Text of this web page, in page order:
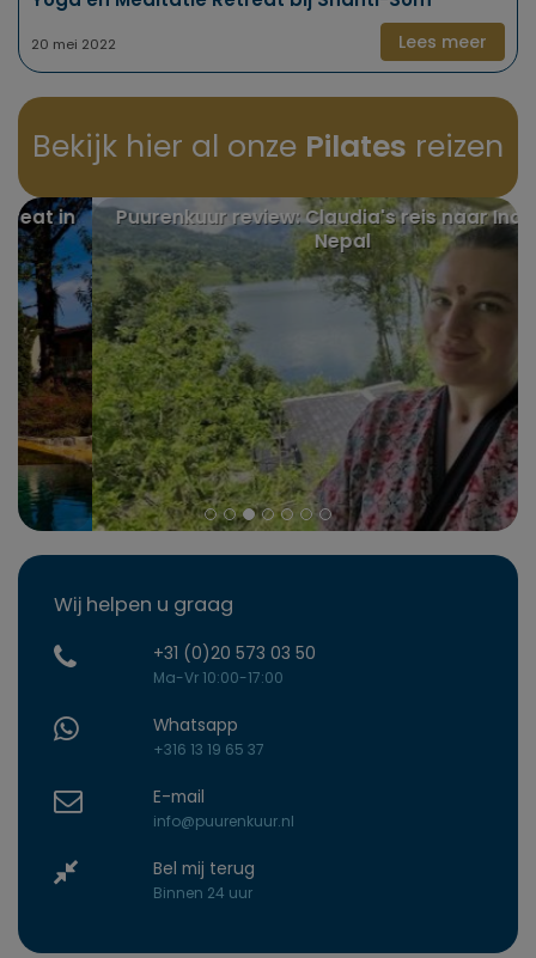
20 mei 2022 Lees meer
Bekijk hier al onze Pilates reizen
Puurenkuur review: Claudia's reis naar India en
Nepal
Wij helpen u graag
+31 (0)20 573 03 50
Ma-Vr 10:00-17:00
Whatsapp
+316 13 19 65 37
E-mail
info@puurenkuur.nl
Bel mij terug
Binnen 24 uur